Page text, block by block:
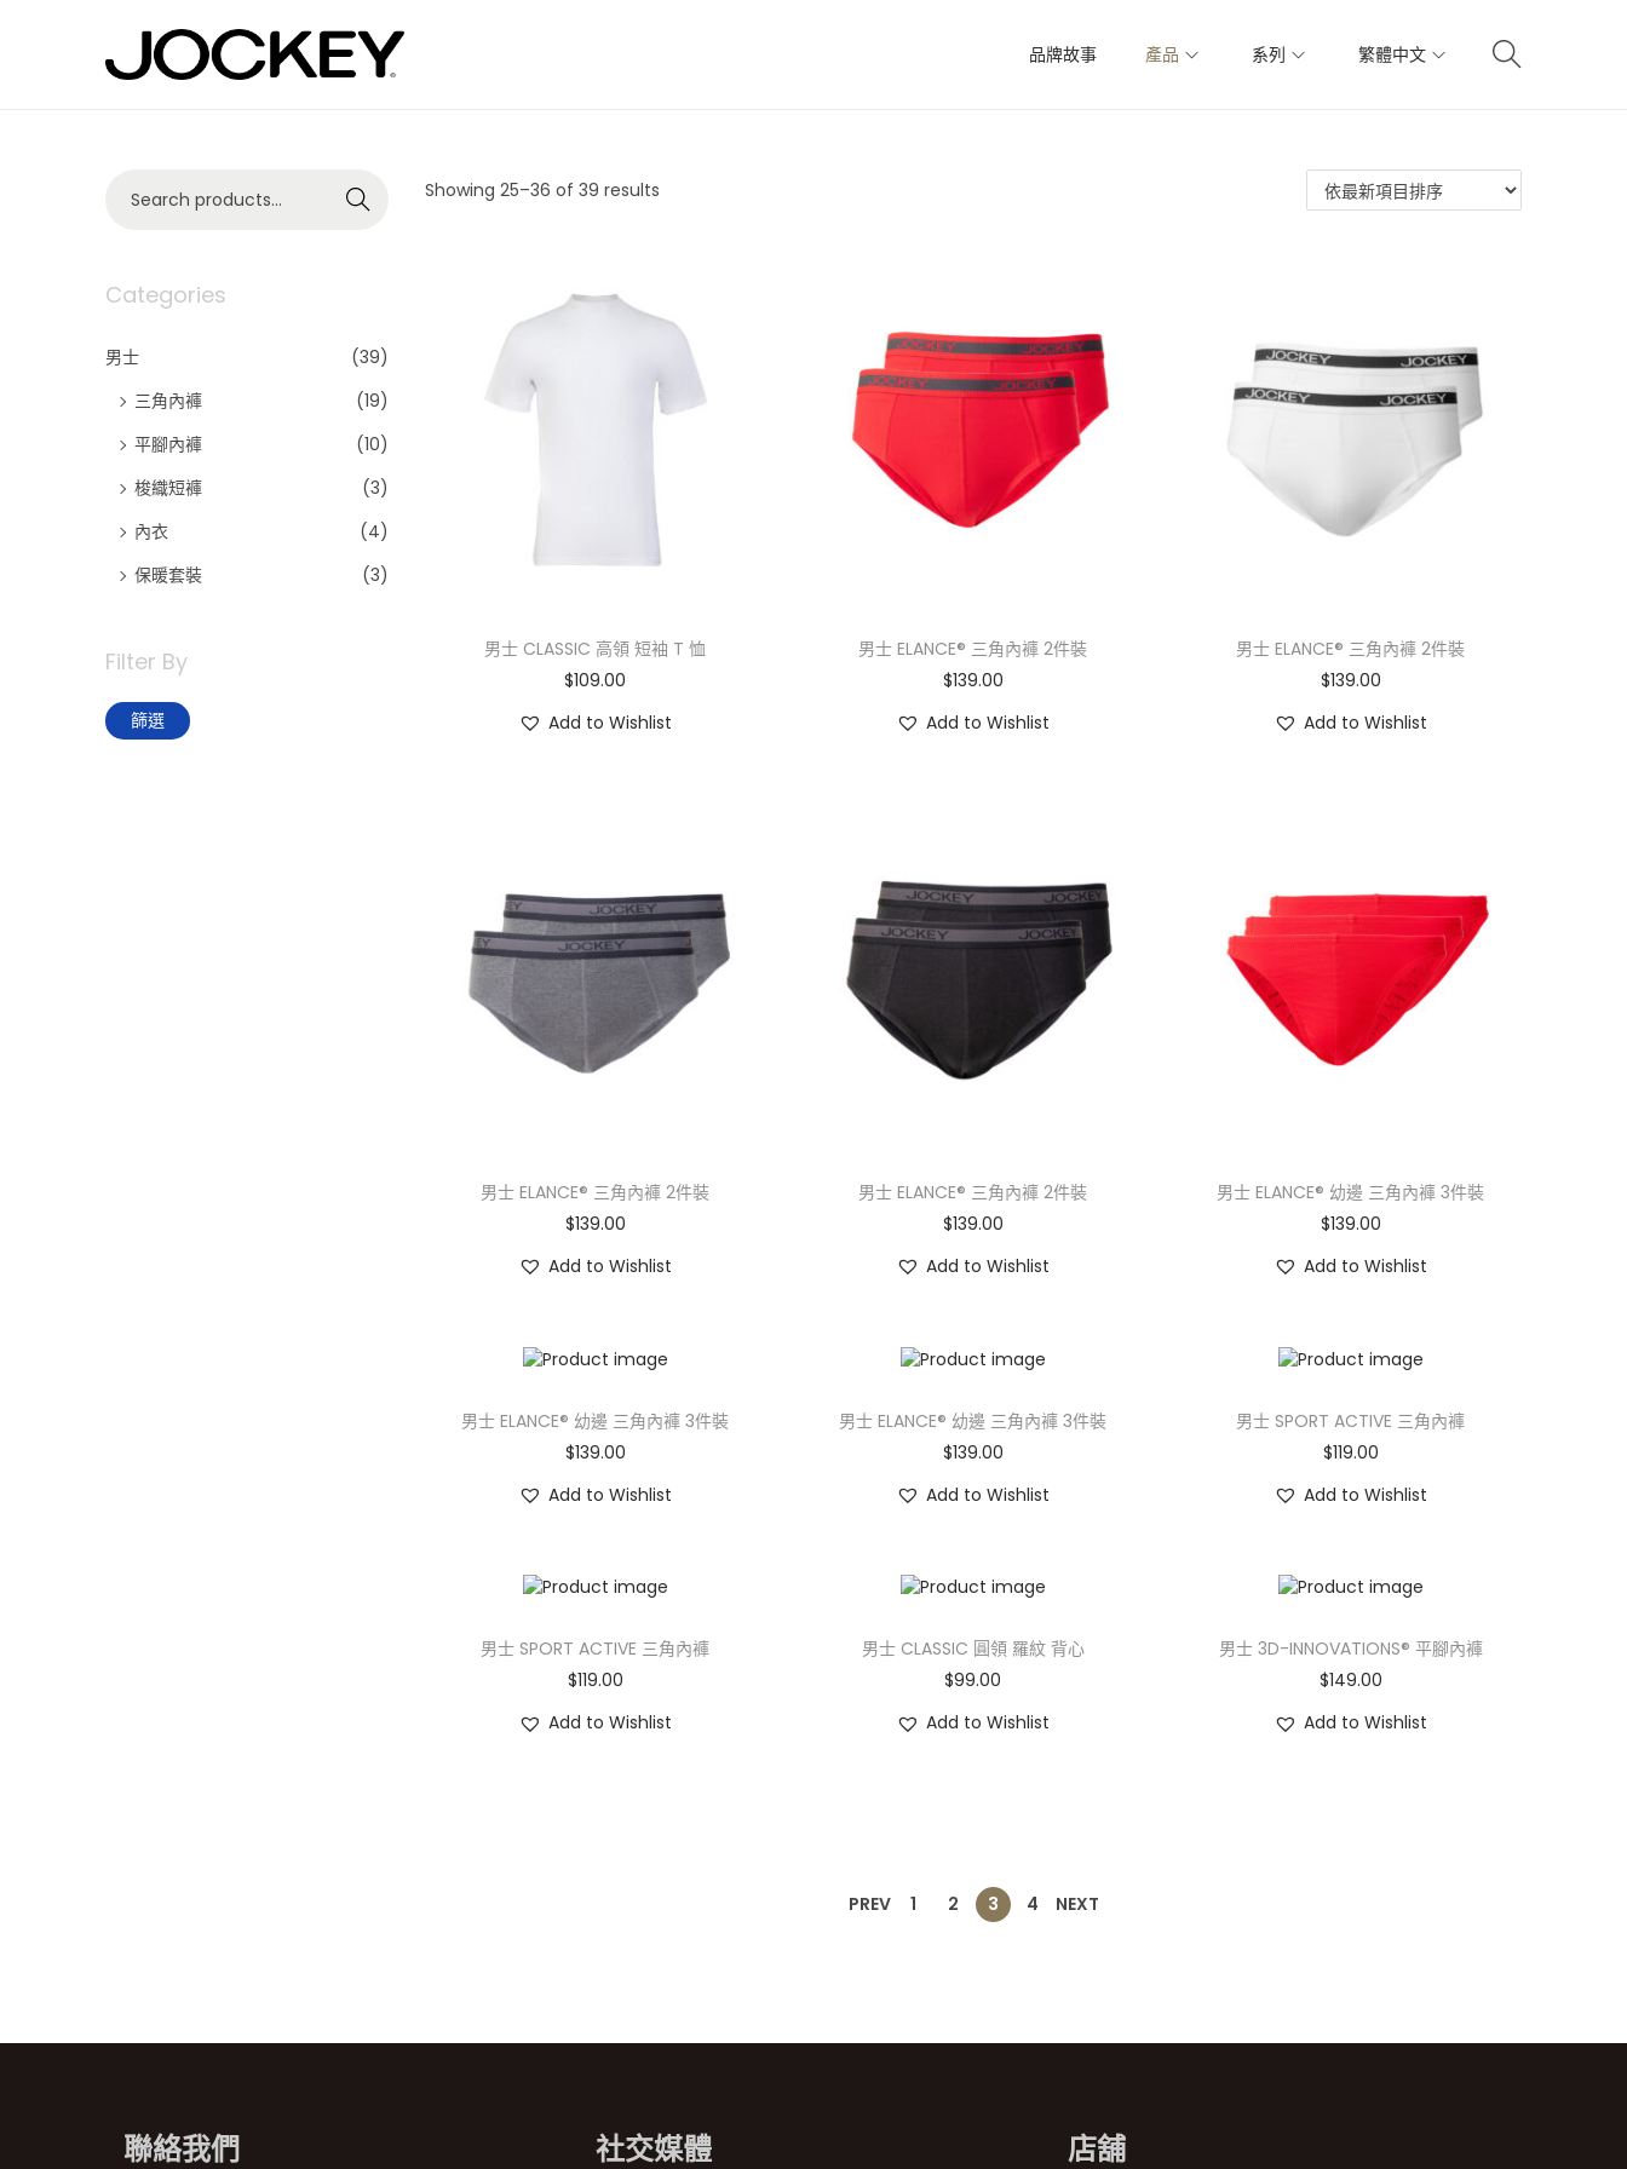
S
i
a
t
S
t
n
t
品牌故事 產品 系列 繁體中文
Showing 25–36 of 39 results
男士 CLASSIC 高領 短袖 T 恤
$109.00
Add to Wishlist
男士 ELANCE® 三角內褲 2件裝
$139.00
Add to Wishlist
男士 ELANCE® 三角內褲 2件裝
$139.00
Add to Wishlist
男士 ELANCE® 三角內褲 2件裝
$139.00
Add to Wishlist
男士 ELANCE® 三角內褲 2件裝
$139.00
Add to Wishlist
男士 ELANCE® 幼邊 三角內褲 3件裝
$139.00
Add to Wishlist
男士 ELANCE® 幼邊 三角內褲 3件裝
$139.00
Add to Wishlist
男士 ELANCE® 幼邊 三角內褲 3件裝
$139.00
Add to Wishlist
男士 SPORT ACTIVE 三角內褲
$119.00
Add to Wishlist
男士 SPORT ACTIVE 三角內褲
$119.00
Add to Wishlist
男士 CLASSIC 圓領 羅紋 背心
$99.00
Add to Wishlist
男士 3D-INNOVATIONS® 平腳內褲
$149.00
Add to Wishlist
PREV 1 2 3 4 NEXT
c
h
o
Search
Categories
男士
(39)
三角內褲
(19)
平腳內褲
(10)
梭織短褲
(3)
內衣
(4)
保暖套裝
(3)
Filter By
最
低
最
高
篩選
聯絡我們 社交媒體 店舖